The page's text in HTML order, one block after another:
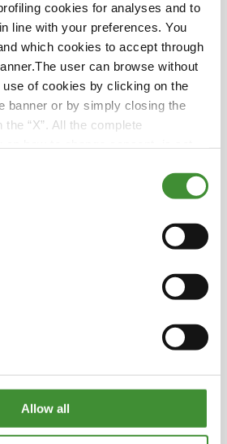
cookies for analyses and to
line with your preferences. You
which cookies to accept through
user can browse without
of cookies by clicking on the
banner or by simply closing the
“X”. All the complete
Allow all
ne voudrez pas manquer!
italiennes d’agriculture
l’innovation en